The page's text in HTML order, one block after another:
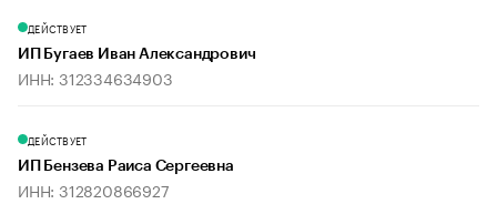
ДЕЙСТВУЕТ
ИП Бугаев Иван Александрович
ИНН: 312334634903
ДЕЙСТВУЕТ
ИП Бензева Раиса Сергеевна
ИНН: 312820866927